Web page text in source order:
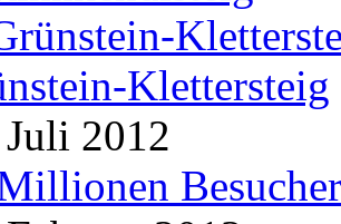
Klettersteig
2012